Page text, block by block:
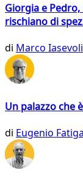
Giorgia e
rischiano di
di Marco Iasevoli
Un palazzo che
di Eugenio